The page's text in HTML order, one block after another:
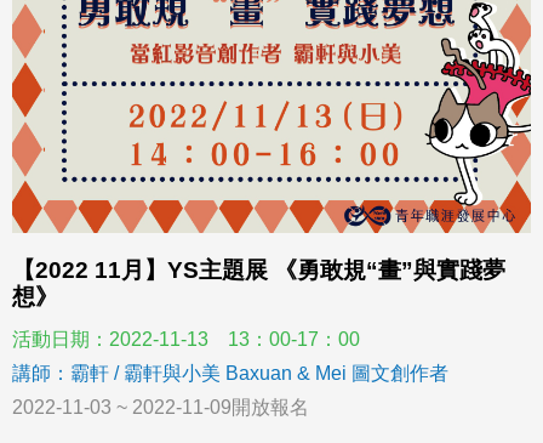
【2022 11月】YS主題展 《勇敢規“畫”與實踐夢
想》
活動日期：2022-11-13 13：00-17：00
講師：霸軒 / 霸軒與小美 Baxuan & Mei 圖文創作者
2022-11-03 ~ 2022-11-09開放報名